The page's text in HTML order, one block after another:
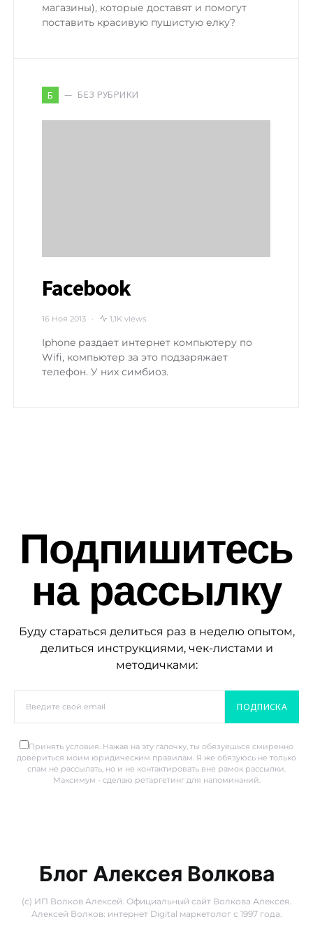
магазины), которые доставят и помогут
поставить красивую пушистую елку?
Б БЕЗ РУБРИКИ
Facebook
16 Ноя 2013 1,1K views
Iphone раздает интернет компьютеру по
Wifi, компьютер за это подзаряжает
телефон. У них симбиоз.
Подпишитесь
на рассылку
Буду стараться делиться раз в неделю опытом,
делиться инструкциями, чек-листами и
методичками:
ПОДПИСКА
Принять условия. Нажав на эту галочку, ты обязуешься смиренно
довериться моим юридическим правилам. Я же обязуюсь не только
спам не рассылать, но и не контактировать вне рамок рассылки.
Максимум - сделаю ретаргетинг для напоминаний.
Блог Алексея Волкова
(с) ИП Волков Алексей. Официальный сайт Волкова Алексея.
Алексей Волков: интернет Digital маркетолог с 1997 года.